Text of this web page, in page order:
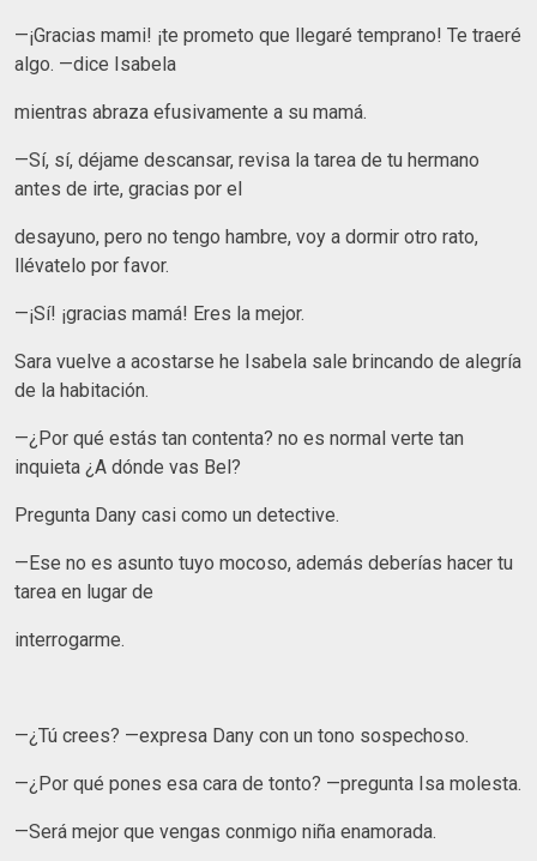
—¡Gracias mami! ¡te prometo que llegaré temprano! Te traeré
algo. —dice Isabela
mientras abraza efusivamente a su mamá.
—Sí, sí, déjame descansar, revisa la tarea de tu hermano
antes de irte, gracias por el
desayuno, pero no tengo hambre, voy a dormir otro rato,
llévatelo por favor.
—¡Sí! ¡gracias mamá! Eres la mejor.
Sara vuelve a acostarse he Isabela sale brincando de alegría
de la habitación.
—¿Por qué estás tan contenta? no es normal verte tan
inquieta ¿A dónde vas Bel?
Pregunta Dany casi como un detective.
—Ese no es asunto tuyo mocoso, además deberías hacer tu
tarea en lugar de
interrogarme.
—¿Tú crees? —expresa Dany con un tono sospechoso.
—¿Por qué pones esa cara de tonto? —pregunta Isa molesta.
—Será mejor que vengas conmigo niña enamorada.